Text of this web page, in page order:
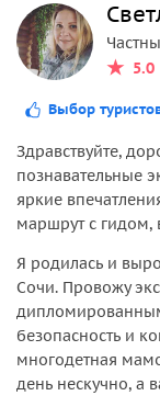
5.0
Выбор
Здравствуйте,
познавательные
яркие
маршрут с
Я родилась и
Сочи. Провожу
безопасность и
многодетная
день нескучно, а